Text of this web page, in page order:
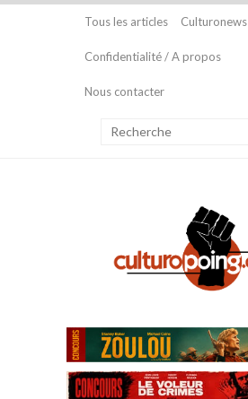
Tous les articles Culturonews
Confidentialité / A propos
Nous contacter